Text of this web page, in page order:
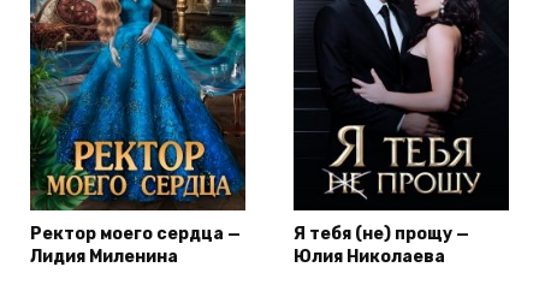
Ректор моего сердца —
Лидия Миленина
Я тебя (не) прощу —
Юлия Николаева